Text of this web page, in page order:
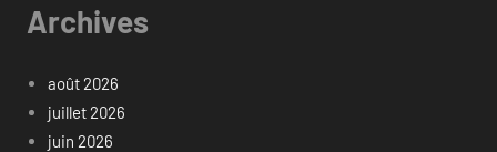
Archives
août 2026
juillet 2026
juin 2026